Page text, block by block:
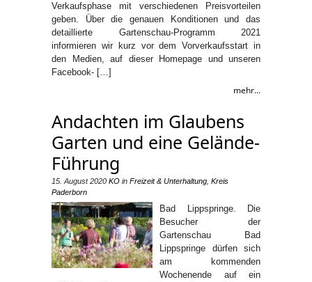
Verkaufsphase mit verschiedenen Preisvorteilen
geben. Über die genauen Konditionen und das
detaillierte Gartenschau-Programm 2021
informieren wir kurz vor dem Vorverkaufsstart in
den Medien, auf dieser Homepage und unseren
Facebook- […]
mehr...
Andachten im Glaubens
Garten und eine Gelände-
Führung
15. August 2020 KO in Freizeit & Unterhaltung Kreis
Paderborn
Bad Lippspringe. Die
Besucher der
Gartenschau Bad
Lippspringe dürfen sich
am kommenden
Wochenende auf ein